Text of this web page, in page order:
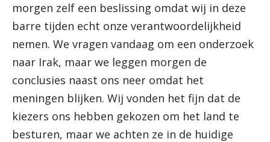
morgen zelf een beslissing omdat wij in deze
barre tijden echt onze verantwoordelijkheid
nemen. We vragen vandaag om een onderzoek
naar Irak, maar we leggen morgen de
conclusies naast ons neer omdat het
meningen blijken. Wij vonden het fijn dat de
kiezers ons hebben gekozen om het land te
besturen, maar we achten ze in de huidige